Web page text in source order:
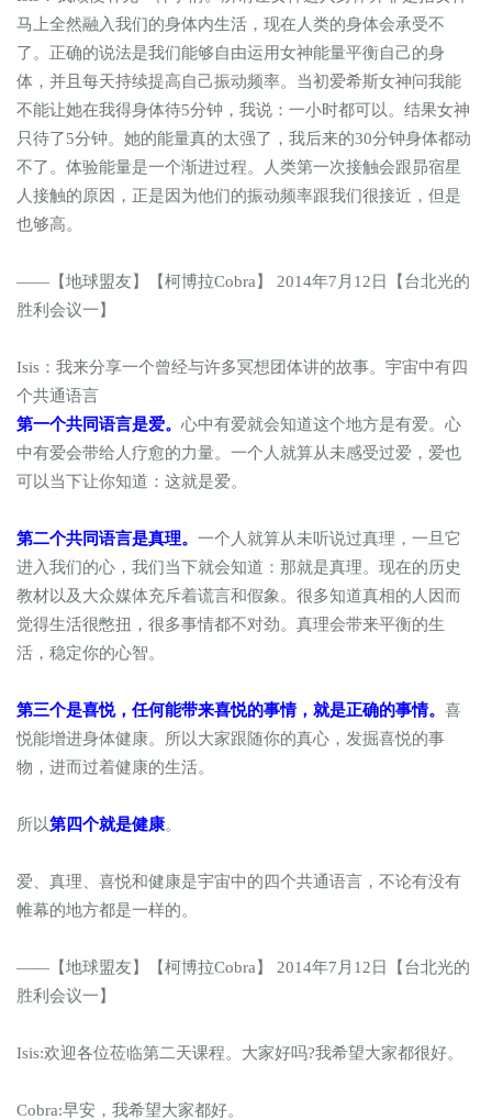
马上全然融入我们的身体内生活，现在人类的身体会承受不
了。正确的说法是我们能够自由运用女神能量平衡自己的身
体，并且每天持续提高自己振动频率。当初爱希斯女神问我能
不能让她在我得身体待5分钟，我说：一小时都可以。结果女神
只待了5分钟。她的能量真的太强了，我后来的30分钟身体都动
不了。体验能量是一个渐进过程。人类第一次接触会跟昴宿星
人接触的原因，正是因为他们的振动频率跟我们很接近，但是
也够高。
——【地球盟友】【柯博拉Cobra】 2014年7月12日【台北光的
胜利会议一】
Isis：我来分享一个曾经与许多冥想团体讲的故事。宇宙中有四
个共通语言
第一个共同语言是爱。 心中有爱就会知道这个地方是有爱。心
中有爱会带给人疗愈的力量。一个人就算从未感受过爱，爱也
可以当下让你知道：这就是爱。
第二个共同语言是真理。 一个人就算从未听说过真理，一旦它
进入我们的心，我们当下就会知道：那就是真理。现在的历史
教材以及大众媒体充斥着谎言和假象。很多知道真相的人因而
觉得生活很憋扭，很多事情都不对劲。真理会带来平衡的生
活，稳定你的心智。
第三个是喜悦，任何能带来喜悦的事情，就是正确的事情。 喜
悦能增进身体健康。所以大家跟随你的真心，发掘喜悦的事
物，进而过着健康的生活。
所以第四个就是健康。
爱、真理、喜悦和健康是宇宙中的四个共通语言，不论有没有
帷幕的地方都是一样的。
——【地球盟友】【柯博拉Cobra】 2014年7月12日【台北光的
胜利会议一】
Isis:欢迎各位莅临第二天课程。大家好吗?我希望大家都很好。
Cobra:早安，我希望大家都好。